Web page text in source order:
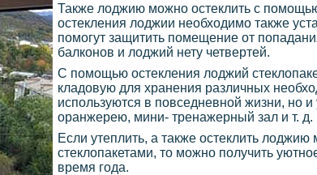
Также лоджию можно остеклить с
остекления лоджии необходимо также
помогут защитить помещение от
балконов и лоджий нету четвертей.
С помощью остекления лоджий
кладовую для хранения различных
используются в повседневной жизни, но
оранжерею, мини- тренажерный зал и т. д.
Если утеплить, а также остеклить
стеклопакетами, то можно получить
время года.